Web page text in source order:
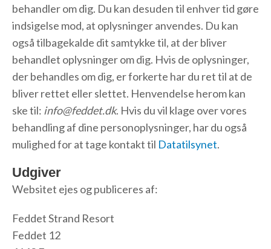
behandler om dig. Du kan desuden til enhver tid gøre
indsigelse mod, at oplysninger anvendes. Du kan
også tilbagekalde dit samtykke til, at der bliver
behandlet oplysninger om dig. Hvis de oplysninger,
der behandles om dig, er forkerte har du ret til at de
bliver rettet eller slettet. Henvendelse herom kan
ske til: info@feddet.dk. Hvis du vil klage over vores
behandling af dine personoplysninger, har du også
mulighed for at tage kontakt til Datatilsynet.
Udgiver
Websitet ejes og publiceres af:
Feddet Strand Resort
Feddet 12